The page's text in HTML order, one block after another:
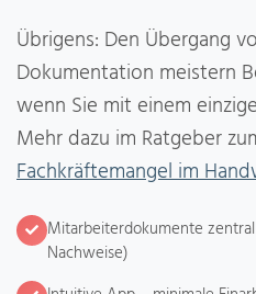
Übrigens: Den Übergang
Dokumentation meistern
wenn Sie mit einem
Mehr dazu im Ratgeber
Fachkräftemangel im
Mitarbeiterdokumente
Nachweise)